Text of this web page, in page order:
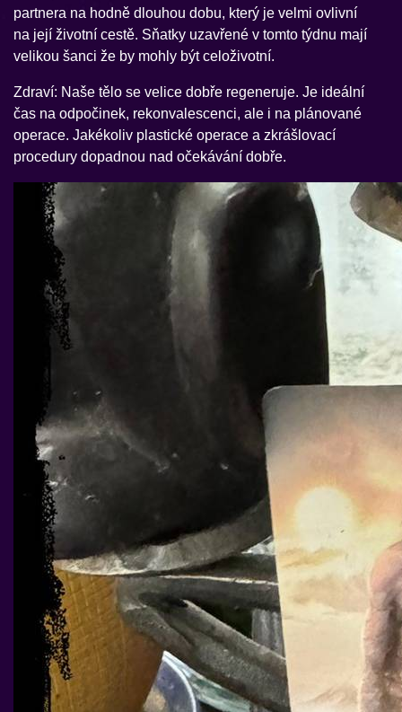
partnera na hodně dlouhou dobu, který je velmi ovlivní
na její životní cestě. Sňatky uzavřené v tomto týdnu mají
velikou šanci že by mohly být celoživotní.
Zdraví: Naše tělo se velice dobře regeneruje. Je ideální
čas na odpočinek, rekonvalescenci, ale i na plánované
operace. Jakékoliv plastické operace a zkrášlovací
procedury dopadnou nad očekávání dobře.